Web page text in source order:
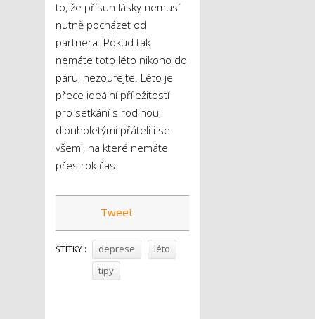
to, že přísun lásky nemusí
nutně pocházet od
partnera. Pokud tak
nemáte toto léto nikoho do
páru, nezoufejte. Léto je
přece ideální příležitostí
pro setkání s rodinou,
dlouholetými přáteli i se
všemi, na které nemáte
přes rok čas.
Tweet
ŠTÍTKY : deprese
léto
tipy